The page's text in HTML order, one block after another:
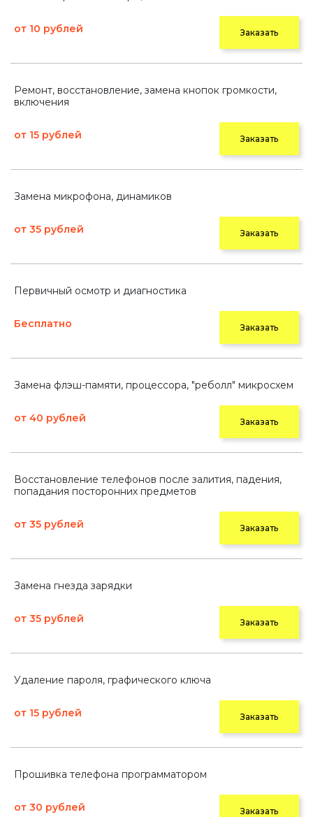
от 10 рублей Заказать
Ремонт, восстановление, замена кнопок громкости,
включения
от 15 рублей Заказать
Замена микрофона, динамиков
от 35 рублей Заказать
Первичный осмотр и диагностика
Бесплатно Заказать
Замена флэш-памяти, процессора, "реболл" микросхем
от 40 рублей Заказать
Восстановление телефонов после залития, падения,
попадания посторонних предметов
от 35 рублей Заказать
Замена гнезда зарядки
от 35 рублей Заказать
Удаление пароля, графического ключа
от 15 рублей Заказать
Прошивка телефона программатором
от 30 рублей Заказать